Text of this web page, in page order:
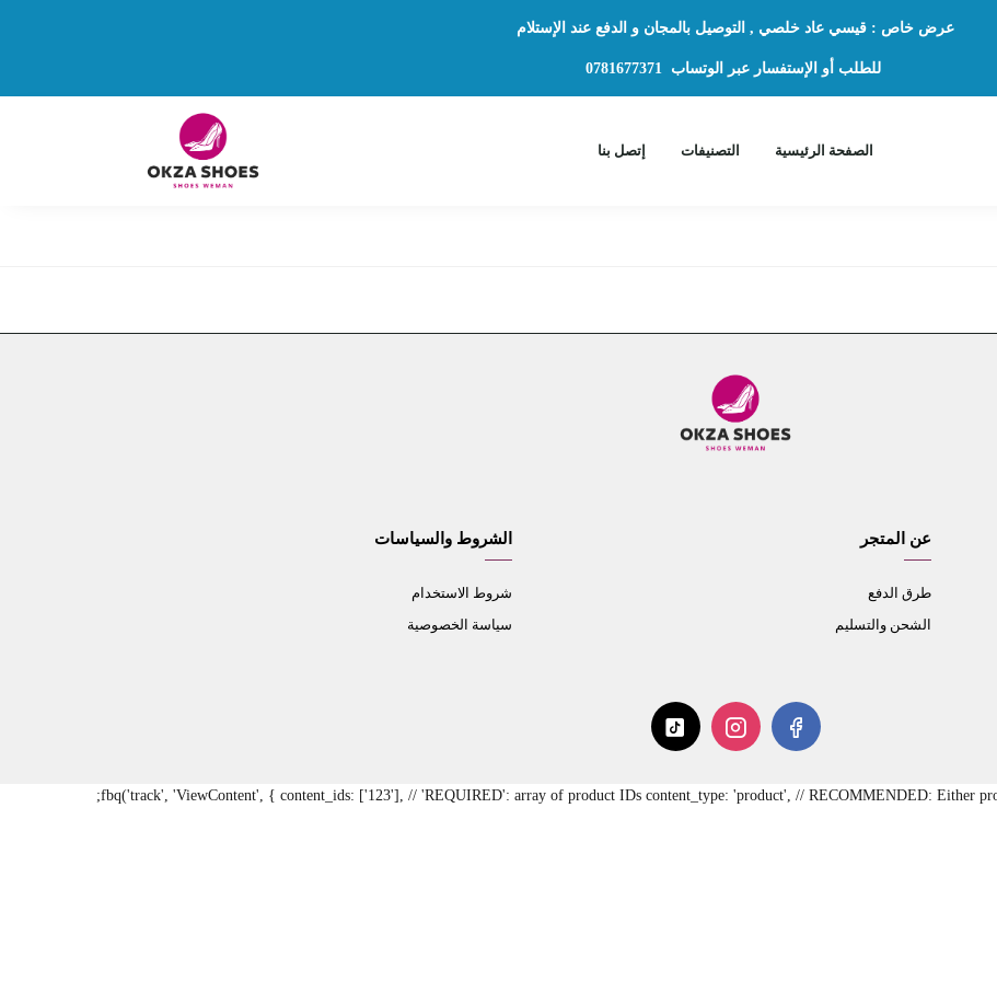
عرض خاص : قيسي عاد خلصي , التوصيل بالمجان و الدفع عند الإستلام
للطلب أو الإستفسار عبر الوتساب 0781677371
الصفحة الرئيسية التصنيفات إتصل بنا
عن المتجر
طرق الدفع
الشحن والتسليم
الشروط والسياسات
شروط الاستخدام
سياسة الخصوصية
fbq('track', 'ViewContent', { content_ids: ['123'], // 'REQUIRED': array of product IDs content_type: 'product', // RECOMMENDED: Either